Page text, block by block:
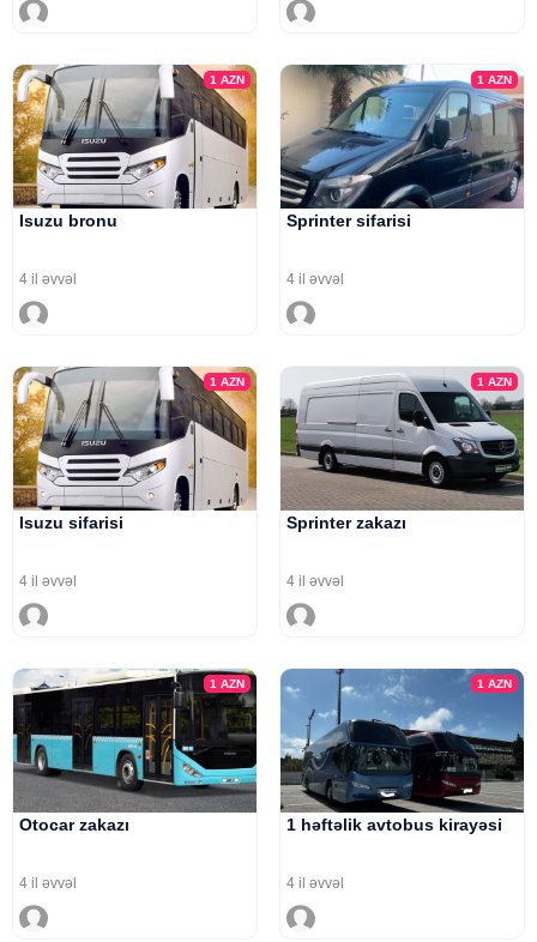
1AZN
Isuzu bronu
4 il əvvəl
1 AZN
Sprinter sifarisi
4 il əvvəl
1AZN
Isuzu sifarisi
4 il əvvəl
1 AZN
Sprinter zakazı
4 il əvvəl
1AZN
Otocar zakazı
4 il əvvəl
1 AZN
1 həftəlik avtobus kirayəsi
4 il əvvəl